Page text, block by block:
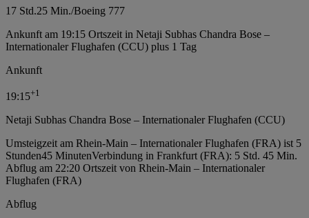
17 Std.25 Min./Boeing 777
Ankunft am 19:15 Ortszeit in Netaji Subhas Chandra Bose –
Internationaler Flughafen (CCU) plus 1 Tag
Ankunft
19:15+1
Netaji Subhas Chandra Bose – Internationaler Flughafen (CCU)
Umsteigzeit am Rhein-Main – Internationaler Flughafen (FRA) ist 5
Stunden45 MinutenVerbindung in Frankfurt (FRA): 5 Std. 45 Min.
Abflug am 22:20 Ortszeit von Rhein-Main – Internationaler
Flughafen (FRA)
Abflug